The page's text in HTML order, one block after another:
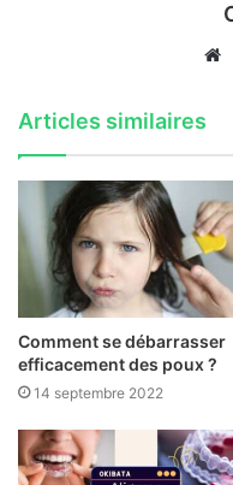
Articles similaires
Comment se débarrasser
efficacement des poux ?
14 septembre 2022